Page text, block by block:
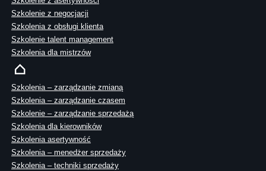
Szkolenie z negocjacji
Szkolenia z obsługi klienta
Szkolenie talent management
Szkolenia dla mistrzów
Szkolenia – zarządzanie zmianą
Szkolenia – zarządzanie czasem
Szkolenie – zarządzanie sprzedażą
Szkolenia dla kierowników
Szkolenia asertywność
Szkolenia – menedżer sprzedaży
Szkolenia – techniki sprzedaży